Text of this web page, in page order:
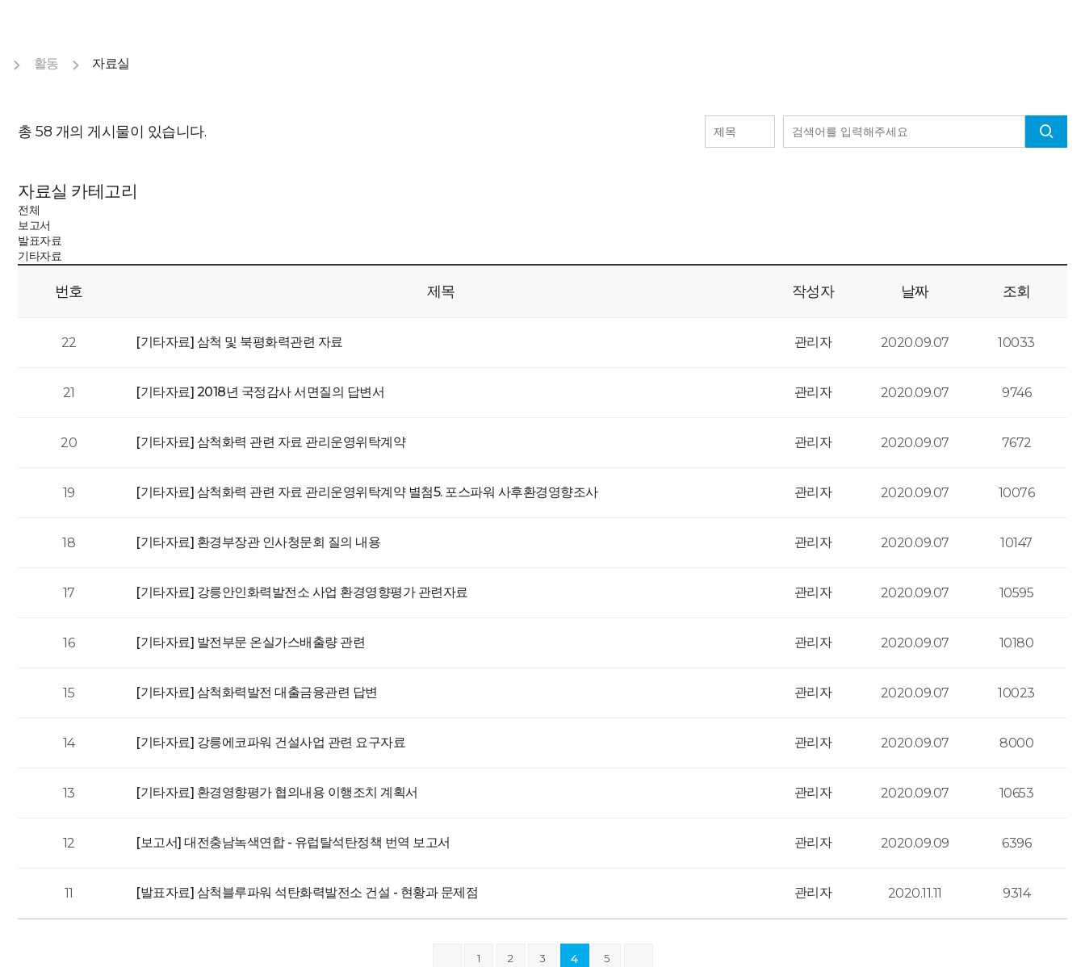
활동 자료실
총 58 개의 게시물이 있습니다.
자료실 카테고리
전체
보고서
발표자료
기타자료
번호 제목 작성자 날짜 조회
22 [기타자료] 삼척 및 북평화력관련 자료 관리자 2020.09.07 10033
21 [기타자료] 2018년 국정감사 서면질의 답변서 관리자 2020.09.07 9746
20 [기타자료] 삼척화력 관련 자료 관리운영위탁계약 관리자 2020.09.07 7672
19 [기타자료] 삼척화력 관련 자료 관리운영위탁계약 별첨5. 포스파워 사후환경영향조사 관리자 2020.09.07 10076
18 [기타자료] 환경부장관 인사청문회 질의 내용 관리자 2020.09.07 10147
17 [기타자료] 강릉안인화력발전소 사업 환경영향평가 관련자료 관리자 2020.09.07 10595
16 [기타자료] 발전부문 온실가스배출량 관련 관리자 2020.09.07 10180
15 [기타자료] 삼척화력발전 대출금융관련 답변 관리자 2020.09.07 10023
14 [기타자료] 강릉에코파워 건설사업 관련 요구자료 관리자 2020.09.07 8000
13 [기타자료] 환경영향평가 협의내용 이행조치 계획서 관리자 2020.09.07 10653
12 [보고서] 대전충남녹색연합 - 유럽탈석탄정책 번역 보고서 관리자 2020.09.09 6396
11 [발표자료] 삼척블루파워 석탄화력발전소 건설 - 현황과 문제점 관리자 2020.11.11 9314
1 2 3 4 5